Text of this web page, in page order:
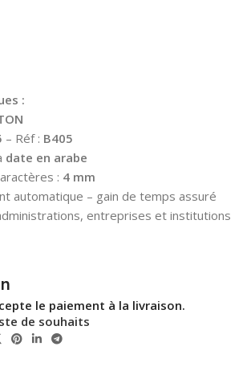
:
– Réf : B405
date en arabe
: 4 mm
automatique – gain de temps assuré
entreprises et institutions
le paiement à la livraison.
de souhaits